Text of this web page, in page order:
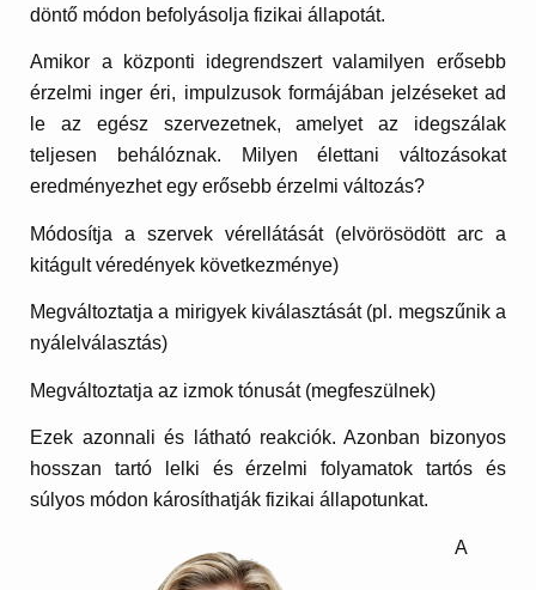
döntő módon befolyásolja fizikai állapotát.
Amikor a központi idegrendszert valamilyen erősebb
érzelmi inger éri, impulzusok formájában jelzéseket ad
le az egész szervezetnek, amelyet az idegszálak
teljesen behálóznak. Milyen élettani változásokat
eredményezhet egy erősebb érzelmi változás?
Módosítja a szervek vérellátását (elvörösödött arc a
kitágult véredények következménye)
Megváltoztatja a mirigyek kiválasztását (pl. megszűnik a
nyálelválasztás)
Megváltoztatja az izmok tónusát (megfeszülnek)
Ezek azonnali és látható reakciók. Azonban bizonyos
hosszan tartó lelki és érzelmi folyamatok tartós és
súlyos módon károsíthatják fizikai állapotunkat.
A